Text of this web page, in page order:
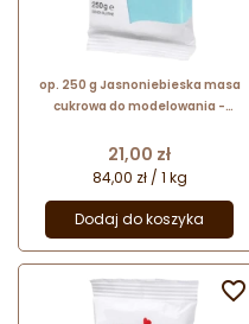
op. 250 g Jasnoniebieska masa
cukrowa do modelowania -
mocna i elastyczna
Cena
21,00 zł
84,00 zł / 1 kg
Dodaj do koszyka
